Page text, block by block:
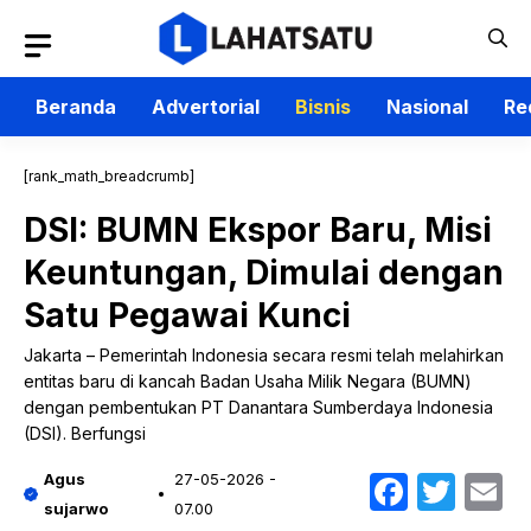
isi
Beranda
Advertorial Bisnis Nasional
[rank_math_breadcrumb]
DSI: BUMN Ekspor Baru, Misi
Keuntungan, Dimulai dengan
Satu Pegawai Kunci
Jakarta – Pemerintah Indonesia secara resmi telah melahirkan
entitas baru di kancah Badan Usaha Milik Negara (BUMN)
dengan pembentukan PT Danantara Sumberdaya Indonesia
(DSI). Berfungsi
Agus
sujarwo
27-05-2026 -
07.00